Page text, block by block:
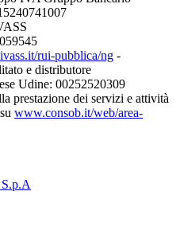
rui-pubblica/ng -
e distributore
Udine: 00252520309
prestazione dei servizi e attività
www.consob.it/web/area-